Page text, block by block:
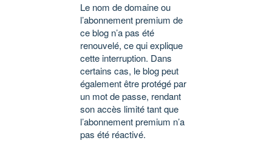
Le nom de domaine ou
l’abonnement premium de
ce blog n’a pas été
renouvelé, ce qui explique
cette interruption. Dans
certains cas, le blog peut
également être protégé par
un mot de passe, rendant
son accès limité tant que
l’abonnement premium n’a
pas été réactivé.